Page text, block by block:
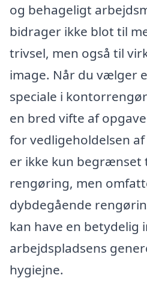
og behageligt
bidrager ikke blot til
trivsel, men også til
image. Når du vælger
speciale i
en bred vifte af
for vedligeholdelsen
er ikke kun begrænset
rengøring, men
dybdegående
kan have en betydelig
arbejdspladsens
hygiejne.